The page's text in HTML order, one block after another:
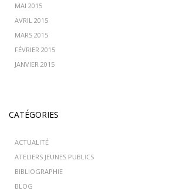
MAI 2015
AVRIL 2015
MARS 2015
FÉVRIER 2015
JANVIER 2015
CATÉGORIES
ACTUALITÉ
ATELIERS JEUNES PUBLICS
BIBLIOGRAPHIE
BLOG